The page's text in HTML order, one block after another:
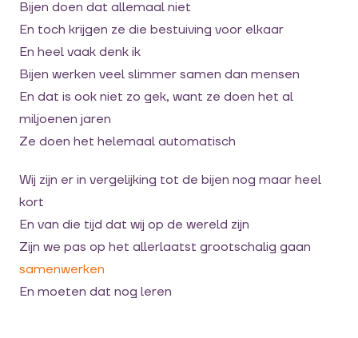
Bijen doen dat allemaal niet
En toch krijgen ze die bestuiving voor elkaar
En heel vaak denk ik
Bijen werken veel slimmer samen dan mensen
En dat is ook niet zo gek, want ze doen het al
miljoenen jaren
Ze doen het helemaal automatisch
Wij zijn er in vergelijking tot de bijen nog maar heel
kort
En van die tijd dat wij op de wereld zijn
Zijn we pas op het allerlaatst grootschalig gaan
samenwerken
En moeten dat nog leren